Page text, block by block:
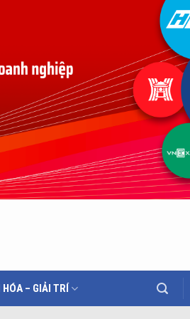
HÓA – GIẢI TRÍ